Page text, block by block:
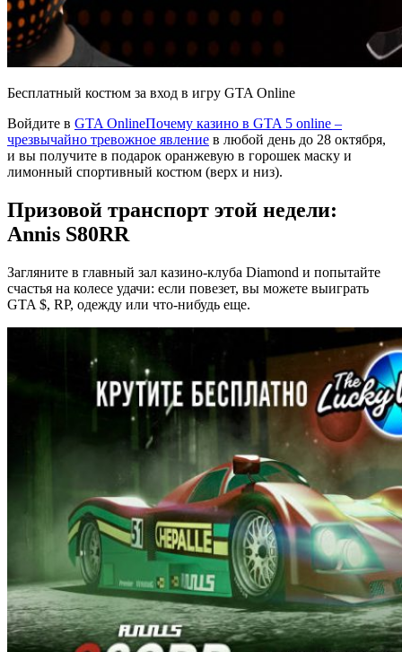
Бесплатный костюм за вход в игру GTA Online
Войдите в GTA OnlineПочему казино в GTA 5 online –
чрезвычайно тревожное явление в любой день до 28 октября,
и вы получите в подарок оранжевую в горошек маску и
лимонный спортивный костюм (верх и низ).
Призовой транспорт этой недели:
Annis S80RR
Загляните в главный зал казино-клуба Diamond и попытайте
счастья на колесе удачи: если повезет, вы можете выиграть
GTA $, RP, одежду или что-нибудь еще.